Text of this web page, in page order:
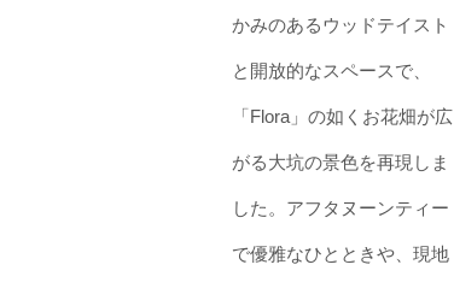
かみのあるウッドテイスト
と開放的なスペースで、
「Flora」の如くお花畑が広
がる大坑の景色を再現しま
した。アフタヌーンティー
で優雅なひとときや、現地